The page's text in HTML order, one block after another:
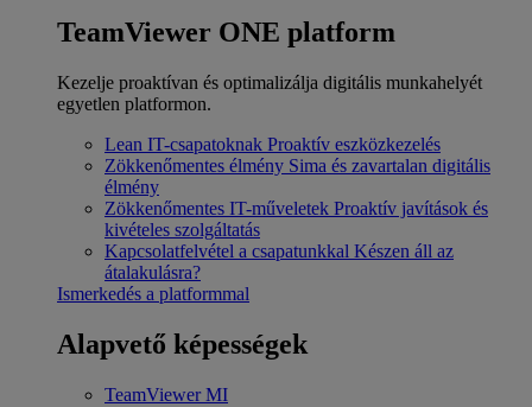
TeamViewer ONE platform
Kezelje proaktívan és optimalizálja digitális munkahelyét
egyetlen platformon.
Lean IT-csapatoknak Proaktív eszközkezelés
Zökkenőmentes élmény Sima és zavartalan digitális
élmény
Zökkenőmentes IT-műveletek Proaktív javítások és
kivételes szolgáltatás
Kapcsolatfelvétel a csapatunkkal Készen áll az
átalakulásra?
Ismerkedés a platformmal
Alapvető képességek
TeamViewer MI